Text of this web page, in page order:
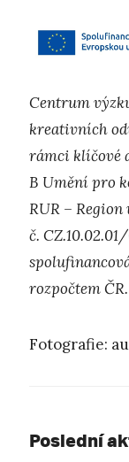
Centrum
kreativních
rámci klíčové
B Umění pro
RUR –
č.
rozpočtem ČR.
Fotografie:
Poslední